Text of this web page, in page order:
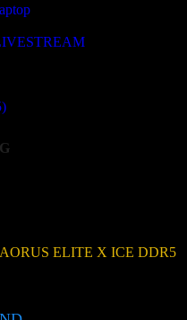
AORUS ELITE X ICE DDR5
Giá